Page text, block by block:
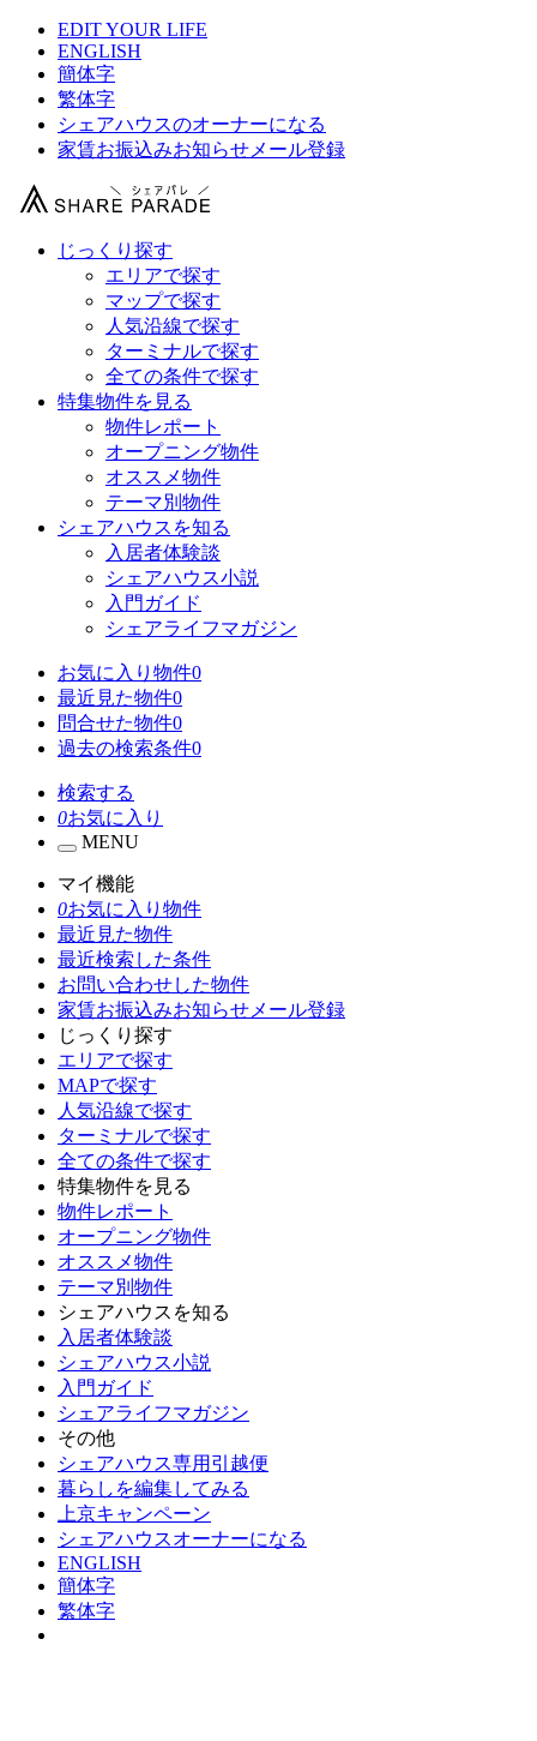
EDIT YOUR LIFE
ENGLISH
簡体字
繁体字
シェアハウスのオーナーになる
家賃お振込みお知らせメール登録
じっくり探す
エリアで探す
マップで探す
人気沿線で探す
ターミナルで探す
全ての条件で探す
特集物件を見る
物件レポート
オープニング物件
オススメ物件
テーマ別物件
シェアハウスを知る
入居者体験談
シェアハウス小説
入門ガイド
シェアライフマガジン
お気に入り物件0
最近見た物件0
問合せた物件0
過去の検索条件0
検索する
0お気に入り
MENU
マイ機能
0お気に入り物件
最近見た物件
最近検索した条件
お問い合わせした物件
家賃お振込みお知らせメール登録
じっくり探す
エリアで探す
MAPで探す
人気沿線で探す
ターミナルで探す
全ての条件で探す
特集物件を見る
物件レポート
オープニング物件
オススメ物件
テーマ別物件
シェアハウスを知る
入居者体験談
シェアハウス小説
入門ガイド
シェアライフマガジン
その他
シェアハウス専用引越便
暮らしを編集してみる
上京キャンペーン
シェアハウスオーナーになる
ENGLISH
簡体字
繁体字